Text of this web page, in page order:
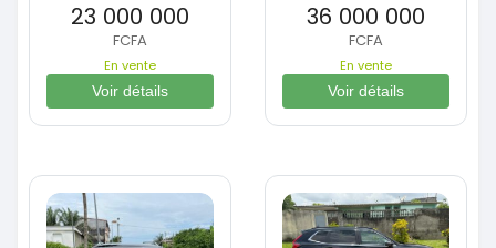
23 000 000
FCFA
En vente
Voir détails
36 000 000
FCFA
En vente
Voir détails